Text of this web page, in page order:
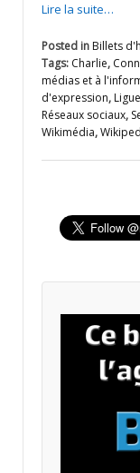
Lire la suite…
Posted in Billets
Tags: Charlie,
médias et à
d'expression,
Réseaux sociaux,
Wikimédia,